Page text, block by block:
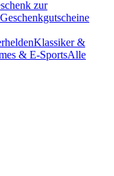
zur
Geschenkgutscheine
Klassiker &
& E-SportsAlle